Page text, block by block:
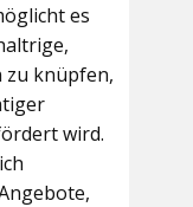
es
zu knüpfen,
wird.